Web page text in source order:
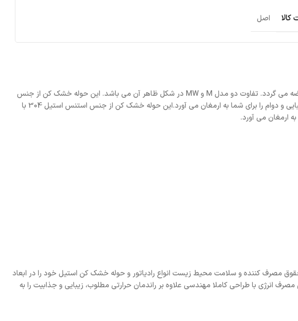
کالا اصل
حوله خشک کن دیما سری MW در آکس 500 میلی متر یا 50 سانتی متر در مدل 8لول (MW6008) و 10 لول (MW6010)عرضه می گردد. تفاوت دو مدل M و MW در شکل ظاهر آن می باشد. این حوله خشک کن از جنس
استنس استیل 304 با رنگ بندی متنوع (کروم، طلایی، خاکستری، مشکی و سفید یخچالی) ضمن کاهش مصرف انرژی ، زیبایی و دوام را برای شما به ارمغان می­ آورد.این حوله خشک کن از جنس استنس استیل 304 با
ارمغان می­ آورد.
مصرف کننده و سلامت محیط زیست انواع رادیاتور و حوله خشک کن استیل خود را در ابعاد
انرژی با طراحی کاملا مهندسی علاوه بر راندمان حرارتی مطلوب، زیبایی و جذابیت را به